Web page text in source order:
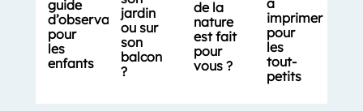
guide
d’observation
pour
les
enfants
jardin
ou sur
son
balcon
?
de la
nature
est fait
pour
vous ?
imprimer
pour
les
tout-
petits